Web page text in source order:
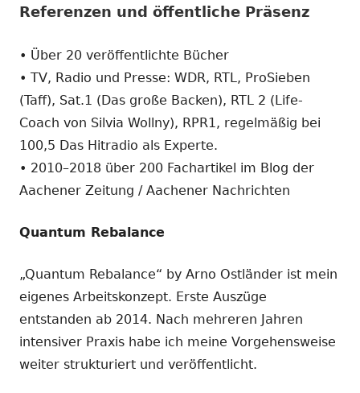
Referenzen und öffentliche Präsenz
• Über 20 veröffentlichte Bücher
• TV, Radio und Presse: WDR, RTL, ProSieben
(Taff), Sat.1 (Das große Backen), RTL 2 (Life-
Coach von Silvia Wollny), RPR1, regelmäßig bei
100,5 Das Hitradio als Experte.
• 2010–2018 über 200 Fachartikel im Blog der
Aachener Zeitung / Aachener Nachrichten
Quantum Rebalance
„Quantum Rebalance“ by Arno Ostländer ist mein
eigenes Arbeitskonzept. Erste Auszüge
entstanden ab 2014. Nach mehreren Jahren
intensiver Praxis habe ich meine Vorgehensweise
weiter strukturiert und veröffentlicht.